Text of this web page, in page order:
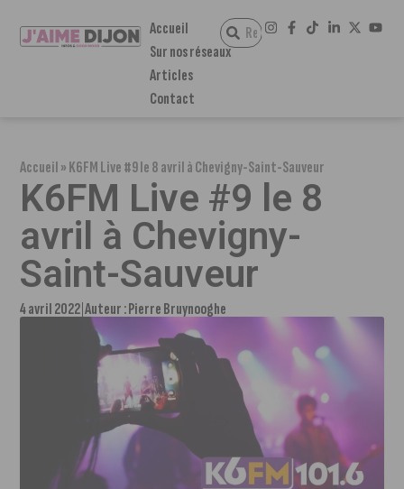
Accueil
Sur nos réseaux
Articles
Contact
Accueil»K6FM Live #9 le 8 avril à Chevigny-Saint-Sauveur
K6FM Live #9 le 8
avril à Chevigny-
Saint-Sauveur
4 avril 2022 Auteur :Pierre Bruynooghe